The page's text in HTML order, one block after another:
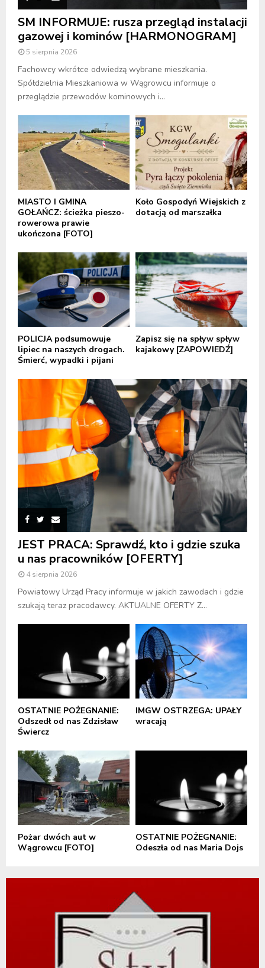
SM INFORMUJE: rusza przegląd instalacji
gazowej i kominów [HARMONOGRAM]
5 sierpnia 2026
Fachowcy wkrótce odwiedzą wybrane mieszkania.
Spółdzielnia Mieszkaniowa w Wągrowcu informuje o
przeglądzie przewodów kominowych i...
MIASTO I GMINA
GOŁAŃCZ: ścieżka pieszo-
rowerowa prawie
ukończona [FOTO]
Koło Gospodyń Wiejskich z
dotacją od marszałka
POLICJA podsumowuje
lipiec na naszych drogach.
Śmierć, wypadki i pijani
Zapisz się na spływ spływ
kajakowy [ZAPOWIEDŹ]
JEST PRACA: Sprawdź, kto i gdzie szuka
u nas pracowników [OFERTY]
4 sierpnia 2026
Powiatowy Urząd Pracy informuje w jakich zawodach i gdzie
szukają teraz pracodawcy. AKTUALNE OFERTY Z...
OSTATNIE POŻEGNANIE:
Odszedł od nas Zdzisław
Świercz
IMGW OSTRZEGA: UPAŁY
wracają
Pożar dwóch aut w
Wągrowcu [FOTO]
OSTATNIE POŻEGNANIE:
Odeszła od nas Maria Dojs